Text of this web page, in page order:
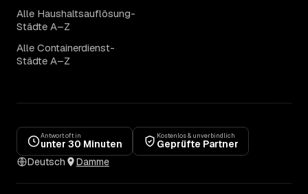
Alle Haushaltsauflösung-
Städte A–Z
Alle Containerdienst-
Städte A–Z
Antwort oft in
unter 30 Minuten
Kostenlos & unverbindlich
Geprüfte Partner
Deutsch
Damme